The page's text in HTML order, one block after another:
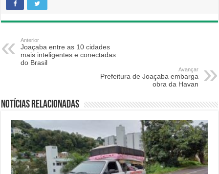
Anterior
Joaçaba entre as 10 cidades
mais inteligentes e conectadas
do Brasil
Avançar
Prefeitura de Joaçaba embarga
obra da Havan
Notícias relacionadas